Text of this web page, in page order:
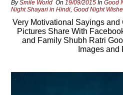
BySmile World On19/09/2015 InGood
Night Shayari in Hindi,Good Night
Very Motivational Sayings
Pictures Share With
and Family Shubh Ratri
Images and